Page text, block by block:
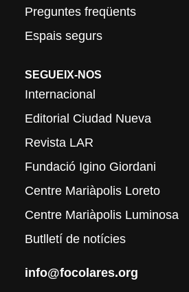
Preguntes freqüents
Espais segurs
SEGUEIX-NOS
Internacional
Editorial Ciudad Nueva
Revista LAR
Fundació Igino Giordani
Centre Mariàpolis Loreto
Centre Mariàpolis Luminosa
Butlletí de notícies
info@focolares.org